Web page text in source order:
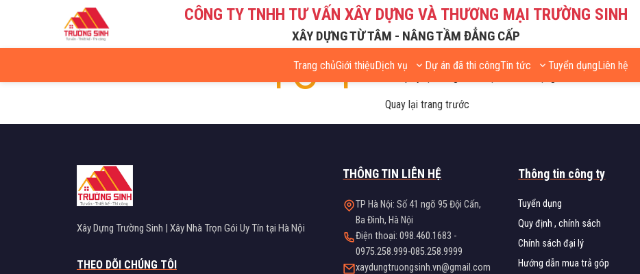
CÔNG TY TNHH TƯ VẤN XÂY DỰNG VÀ THƯƠNG MẠI TRƯỜNG SINH
XÂY DỰNG TỪ TÂM - NÂNG TẦM ĐẲNG CẤP
Trang chủGiới thiệuDịch vụ Dự án đã thi côngTin tức Tuyển dụngLiên hệ
404 Lỗi! Không tìm thấy trang.
Chúng tôi không tìm thấy trang bạn cần tìm. Trong khi đó,
Quay lại trang trước
Xây Dựng Trường Sinh | Xây Nhà Trọn Gói Uy Tín tại Hà Nội
THEO DÕI CHÚNG TÔI
THÔNG TIN LIÊN HỆ
TP Hà Nội: Số 41 ngõ 95 Đội Cấn,
Ba Đình, Hà Nội
Điện thoại: 098.460.1683 -
0975.258.999-085.258.9999
xaydungtruongsinh.vn@gmail.com
Thông tin công ty
Tuyển dụng
Quy định , chính sách
Chính sách đại lý
Hướng dẫn mua trả góp